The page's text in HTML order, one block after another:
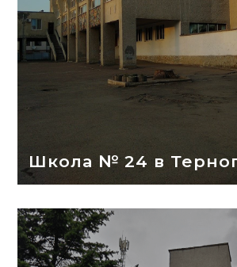
Школа № 24 в